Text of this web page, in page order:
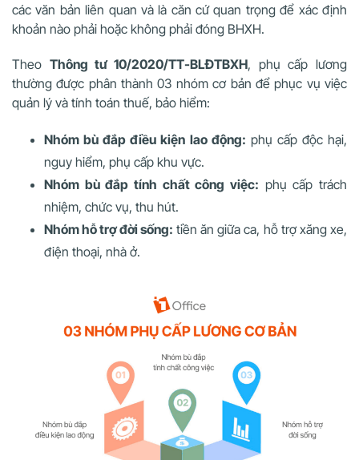
các văn bản liên quan và là căn cứ quan trọng để xác định
khoản nào phải hoặc không phải đóng BHXH.
Theo Thông tư 10/2020/TT-BLĐTBXH, phụ cấp lương
thường được phân thành 03 nhóm cơ bản để phục vụ việc
quản lý và tính toán thuế, bảo hiểm:
Nhóm bù đắp điều kiện lao động: phụ cấp độc hại,
nguy hiểm, phụ cấp khu vực.
Nhóm bù đắp tính chất công việc: phụ cấp trách
nhiệm, chức vụ, thu hút.
Nhóm hỗ trợ đời sống: tiền ăn giữa ca, hỗ trợ xăng xe,
điện thoại, nhà ở.